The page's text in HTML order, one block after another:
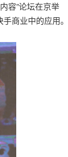
容”论坛在京举
商业中的应用。